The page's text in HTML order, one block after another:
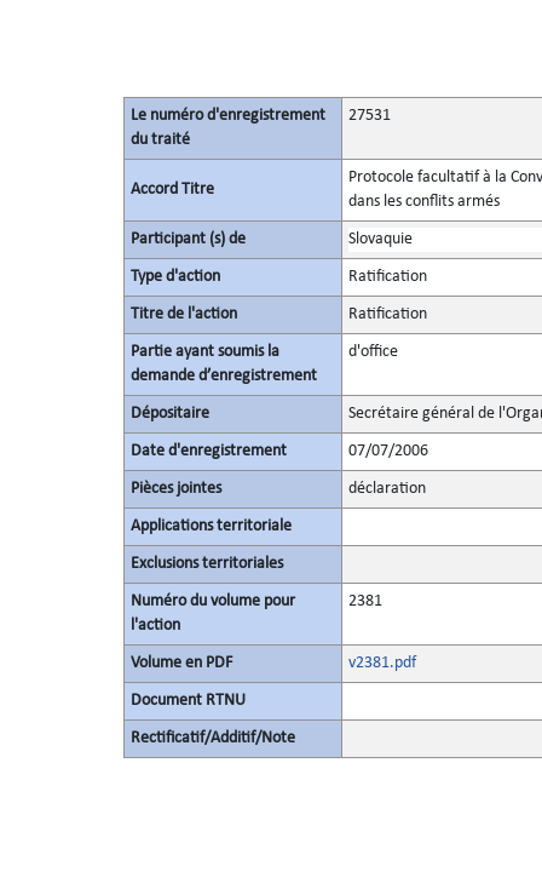
Le numéro d'enregistrement
du traité
27531
Accord Titre
Protocole facultatif à la
dans les conflits armés
Participant (s) de Slovaquie
Type d'action Ratification
Titre de l'action Ratification
Partie ayant soumis la
demande d’enregistrement
d'office
Dépositaire Secrétaire général de
Date d'enregistrement 07/07/2006
Pièces jointes déclaration
Applications territoriale
Exclusions territoriales
Numéro du volume pour
l'action
2381
Volume en PDF v2381.pdf
Document RTNU
Rectificatif/Additif/Note